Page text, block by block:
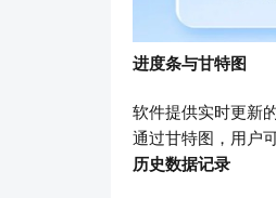
进度条与甘特图
软件提供实时更新
通过甘特图，用户
历史数据记录